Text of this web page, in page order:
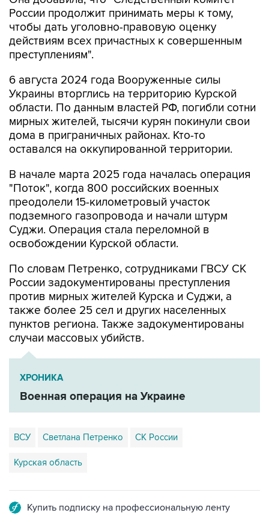
России продолжит принимать меры к тому,
чтобы дать уголовно-правовую оценку
действиям всех причастных к совершенным
преступлениям".
6 августа 2024 года Вооруженные силы
Украины вторглись на территорию Курской
области. По данным властей РФ, погибли сотни
мирных жителей, тысячи курян покинули свои
дома в приграничных районах. Кто-то
оставался на оккупированной территории.
В начале марта 2025 года началась операция
"Поток", когда 800 российских военных
преодолели 15-километровый участок
подземного газопровода и начали штурм
Суджи. Операция стала переломной в
освобождении Курской области.
По словам Петренко, сотрудниками ГВСУ СК
России задокументированы преступления
против мирных жителей Курска и Суджи, а
также более 25 сел и других населенных
пунктов региона. Также задокументированы
случаи массовых убийств.
ХРОНИКА
Военная операция на Украине
ВСУ Светлана Петренко СК России
Курская область
Купить подписку на профессиональную ленту